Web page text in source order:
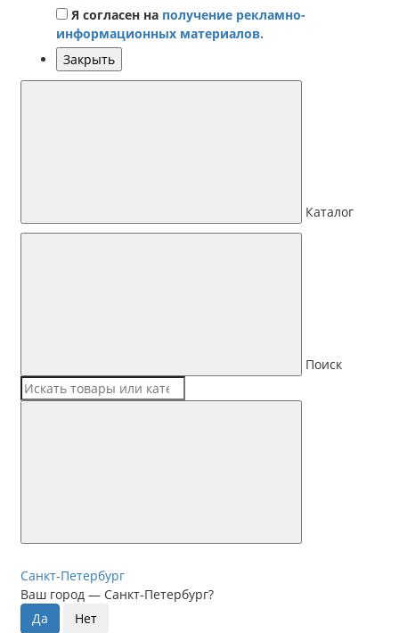
Я согласен на получение рекламно-
информационных материалов.
Закрыть
Каталог
Поиск
Санкт-Петербург
Ваш город — Санкт-Петербург?